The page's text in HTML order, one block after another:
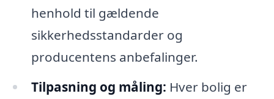
henhold til gældende
sikkerhedsstandarder og
producentens anbefalinger.
Tilpasning og måling: Hver bolig er